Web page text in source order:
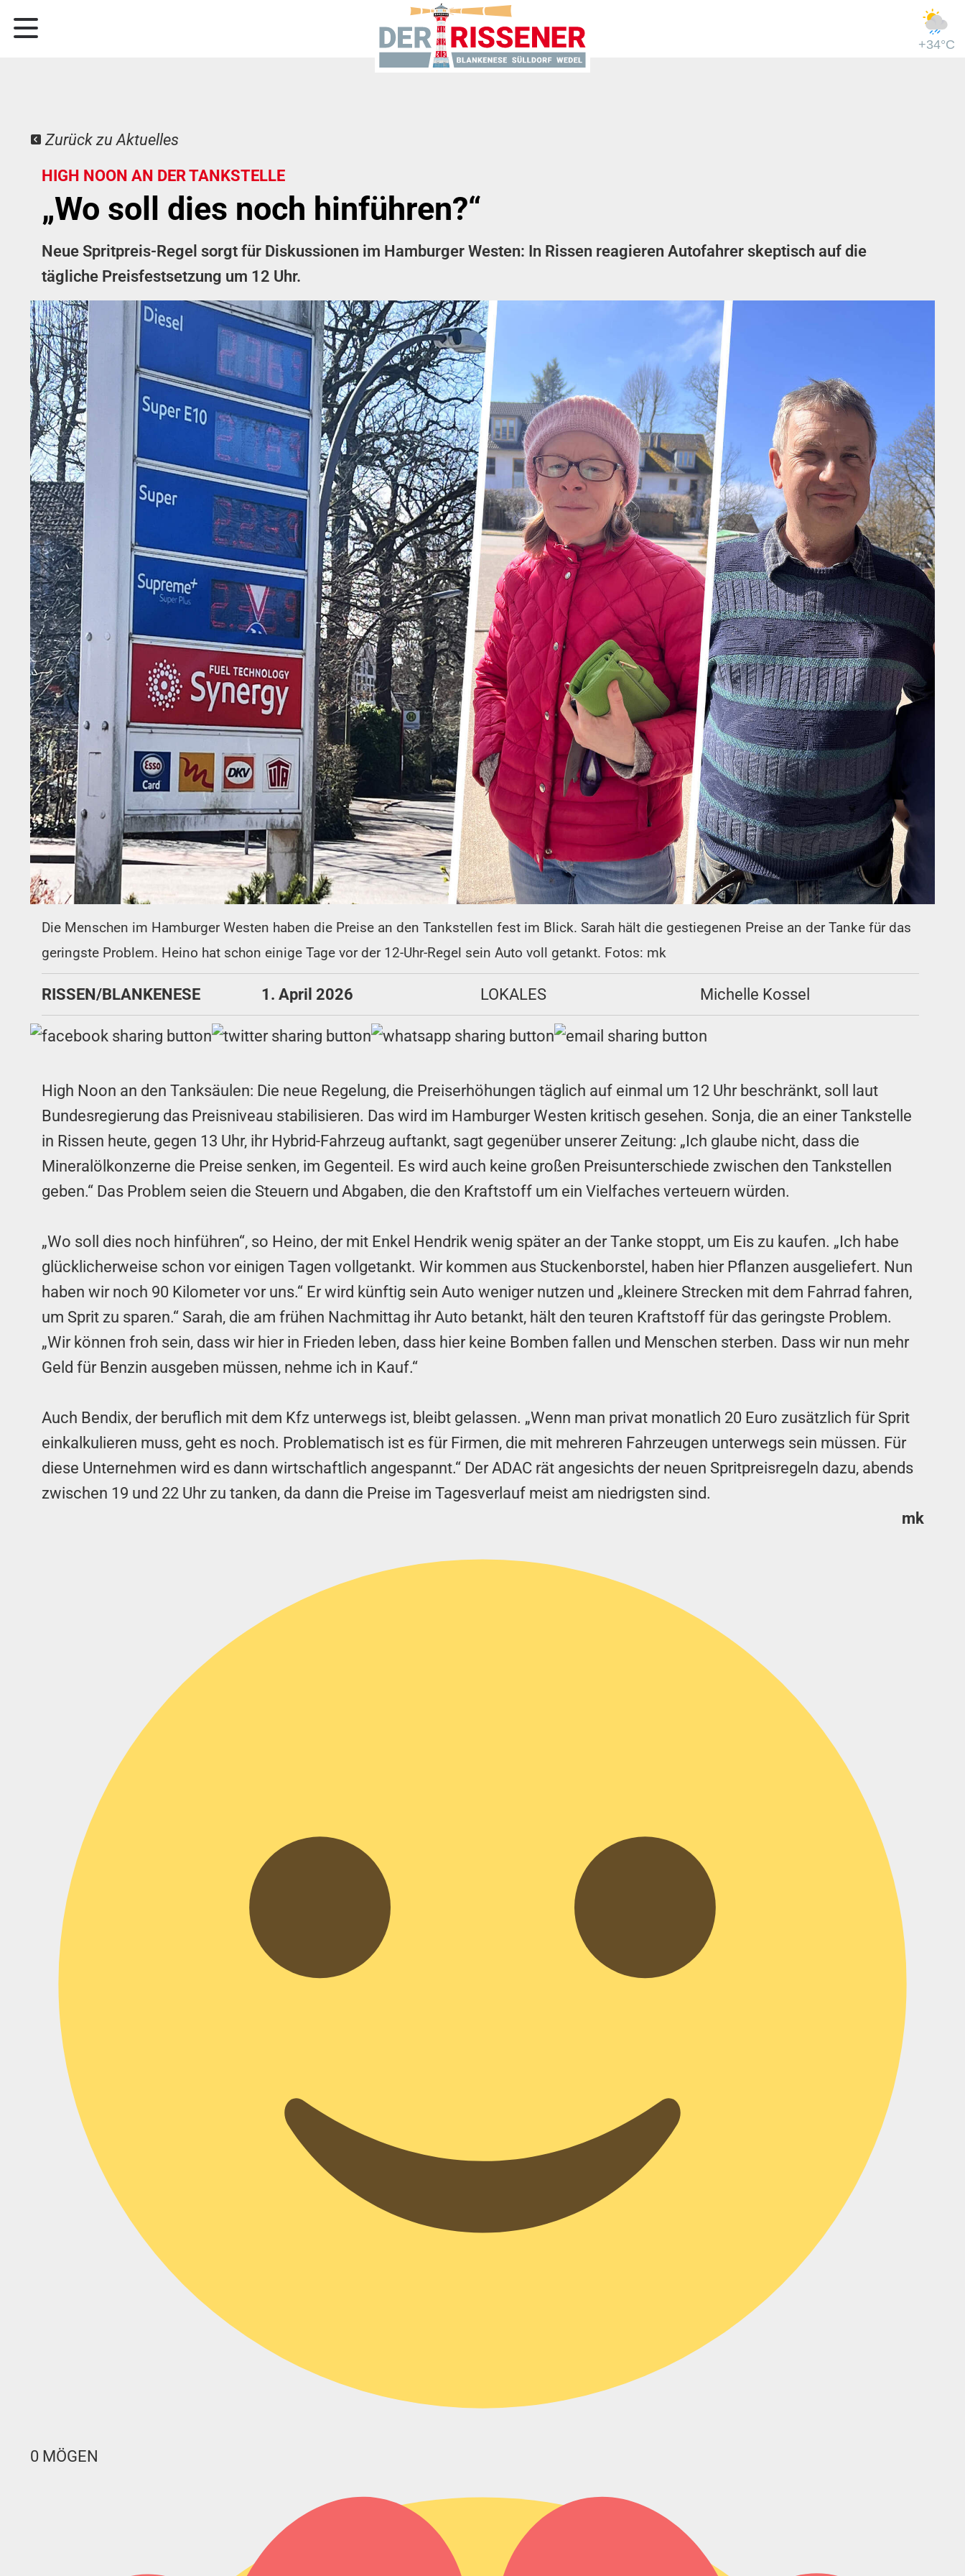
+34°C
Zurück zu Aktuelles
HIGH NOON AN DER TANKSTELLE
„Wo soll dies noch hinführen?“
Neue Spritpreis-Regel sorgt für Diskussionen im Hamburger Westen: In Rissen reagieren Autofahrer skeptisch auf die
tägliche Preisfestsetzung um 12 Uhr.
Die Menschen im Hamburger Westen haben die Preise an den Tankstellen fest im Blick. Sarah hält die gestiegenen Preise an der Tanke für das
geringste Problem. Heino hat schon einige Tage vor der 12-Uhr-Regel sein Auto voll getankt. Fotos: mk
RISSEN/BLANKENESE 1. April 2026 LOKALES Michelle Kossel
High Noon an den Tanksäulen: Die neue Regelung, die Preiserhöhungen täglich auf einmal um 12 Uhr beschränkt, soll laut
Bundesregierung das Preisniveau stabilisieren. Das wird im Hamburger Westen kritisch gesehen. Sonja, die an einer Tankstelle
in Rissen heute, gegen 13 Uhr, ihr Hybrid-Fahrzeug auftankt, sagt gegenüber unserer Zeitung: „Ich glaube nicht, dass die
Mineralölkonzerne die Preise senken, im Gegenteil. Es wird auch keine großen Preisunterschiede zwischen den Tankstellen
geben.“ Das Problem seien die Steuern und Abgaben, die den Kraftstoff um ein Vielfaches verteuern würden.
„Wo soll dies noch hinführen“, so Heino, der mit Enkel Hendrik wenig später an der Tanke stoppt, um Eis zu kaufen. „Ich habe
glücklicherweise schon vor einigen Tagen vollgetankt. Wir kommen aus Stuckenborstel, haben hier Pflanzen ausgeliefert. Nun
haben wir noch 90 Kilometer vor uns.“ Er wird künftig sein Auto weniger nutzen und „kleinere Strecken mit dem Fahrrad fahren,
um Sprit zu sparen.“ Sarah, die am frühen Nachmittag ihr Auto betankt, hält den teuren Kraftstoff für das geringste Problem.
„Wir können froh sein, dass wir hier in Frieden leben, dass hier keine Bomben fallen und Menschen sterben. Dass wir nun mehr
Geld für Benzin ausgeben müssen, nehme ich in Kauf.“
Auch Bendix, der beruflich mit dem Kfz unterwegs ist, bleibt gelassen. „Wenn man privat monatlich 20 Euro zusätzlich für Sprit
einkalkulieren muss, geht es noch. Problematisch ist es für Firmen, die mit mehreren Fahrzeugen unterwegs sein müssen. Für
diese Unternehmen wird es dann wirtschaftlich angespannt.“ Der ADAC rät angesichts der neuen Spritpreisregeln dazu, abends
zwischen 19 und 22 Uhr zu tanken, da dann die Preise im Tagesverlauf meist am niedrigsten sind.
mk
0 MÖGEN